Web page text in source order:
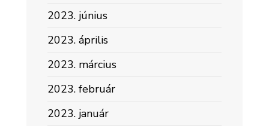
2023. június
2023. április
2023. március
2023. február
2023. január